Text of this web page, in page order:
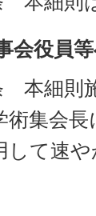
会役員
本細則
術集会
して速